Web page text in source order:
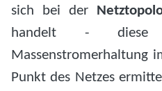
sich bei der
handelt -
Massenstromerhaltung
Punkt des Netzes